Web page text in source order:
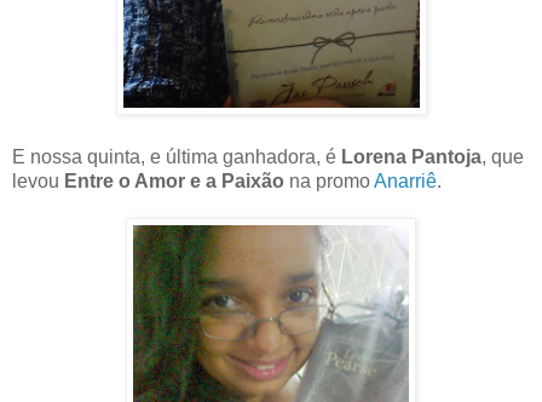
E nossa quinta, e última ganhadora, é Lorena Pantoja, que
levou Entre o Amor e a Paixão na promoAnarriê.